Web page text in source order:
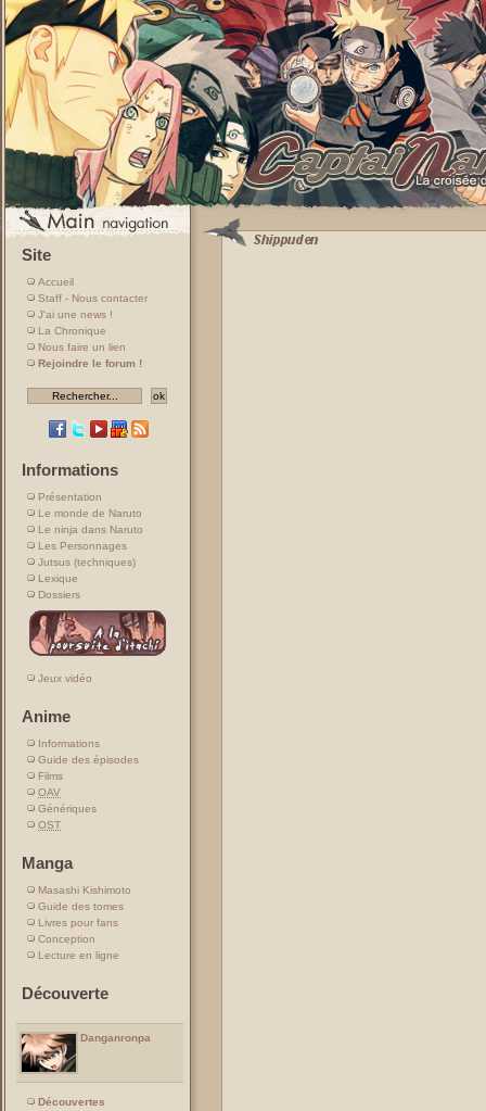
Site
Accueil
Staff - Nous contacter
J'ai une news !
La Chronique
Nous faire un lien
Rejoindre le forum !
Informations
Présentation
Le monde de Naruto
Le ninja dans Naruto
Les Personnages
Jutsus (techniques)
Lexique
Dossiers
Jeux vidéo
Anime
Informations
Guide des épisodes
Films
OAV
Génériques
OST
Manga
Masashi Kishimoto
Guide des tomes
Livres pour fans
Conception
Lecture en ligne
Découverte
Danganronpa
Découvertes